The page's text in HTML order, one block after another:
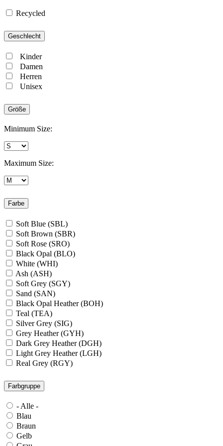
Recycled
Geschlecht
Kinder
Damen
Herren
Unisex
Größe
Minimum Size:
Maximum Size:
Farbe
Soft Blue (SBL)
Soft Brown (SBR)
Soft Rose (SRO)
Black Opal (BLO)
White (WHI)
Ash (ASH)
Soft Grey (SGY)
Sand (SAN)
Black Opal Heather (BOH)
Teal (TEA)
Silver Grey (SIG)
Grey Heather (GYH)
Dark Grey Heather (DGH)
Light Grey Heather (LGH)
Real Grey (RGY)
Granite Grey (GRG)
Grey Steel (GRS)
Dark Grey Melange (DGM)
Blue Midnight Heather (BMH)
Scarlet Red Heather (SRH)
Gold (GLD)
Anthra Heather (ANH)
Farbgruppe
- Alle -
Blau
Braun
Gelb